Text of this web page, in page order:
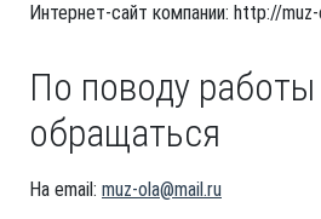
Интернет-сайт компании: http://
По поводу работы
обращаться
На email: muz-ola@mail.ru